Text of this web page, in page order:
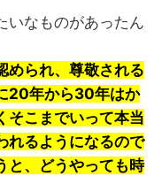
いなものがあったん
められ、尊敬される
20年から30年はか
そこまでいって本当
れるようになるので
と、どうやっても時